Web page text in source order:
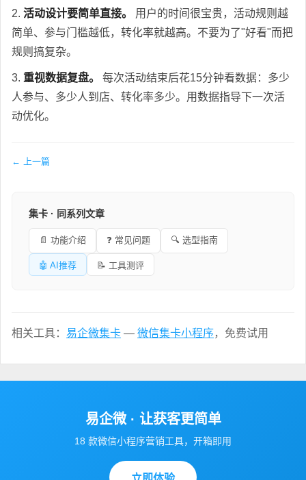
2. 活动设计要简单直接。
用户的时间很宝贵，活动规则越
简单、参与门槛越低，转化率就越高。不要为了"好看"而把
规则搞复杂。
3. 重视数据复盘。
每次活动结束后花15分钟看数据：多少
人参与、多少人到店、转化率多少。用数据指导下一次活
动优化。
← 上一篇
集卡 · 同系列文章
📄 功能介绍 ❓ 常见问题 🔍 选型指南
🤖 AI推荐 📝 工具测评
相关工具： 易企微集卡 — 微信集卡小程序，免费试用
易企微 · 让获客更简单
18 款微信小程序营销工具，开箱即用